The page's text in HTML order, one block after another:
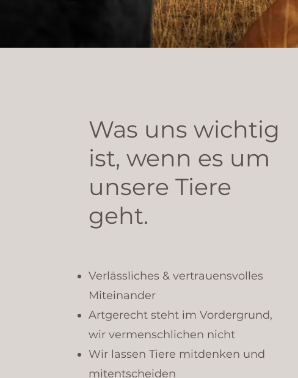
Was uns wichtig
ist, wenn es um
unsere Tiere
geht.
Verlässliches & vertrauensvolles
Miteinander
Artgerecht steht im Vordergrund,
wir vermenschlichen nicht
Wir lassen Tiere mitdenken und
mitentscheiden